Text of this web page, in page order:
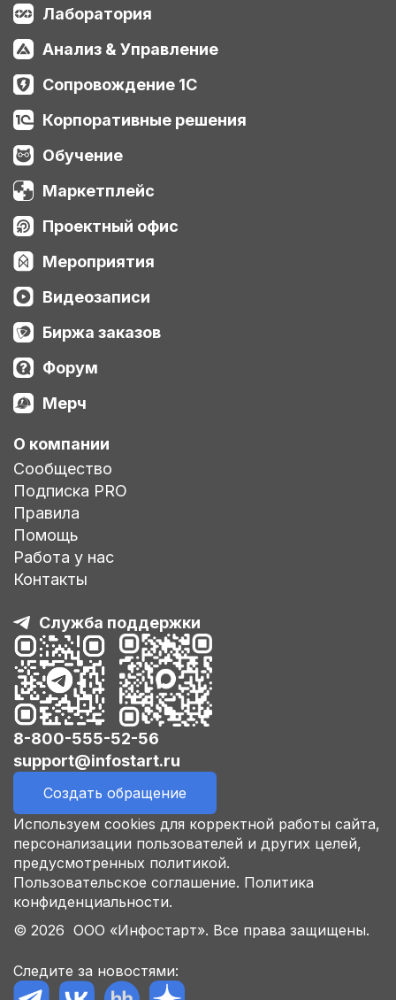
Лаборатория
Анализ & Управление
Сопровождение 1С
Корпоративные решения
Обучение
Маркетплейс
Проектный офис
Мероприятия
Видеозаписи
Биржа заказов
Форум
Мерч
О компании
Сообщество
Подписка PRO
Правила
Помощь
Работа у нас
Контакты
Служба поддержки
8-800-555-52-56
support@infostart.ru
Создать обращение
Используем cookies для корректной работы сайта,
персонализации пользователей и других целей,
предусмотренных политикой.
Пользовательское соглашение. Политика
конфиденциальности.
© 2026 ООО «Инфостарт». Все права защищены.
Следите за новостями: